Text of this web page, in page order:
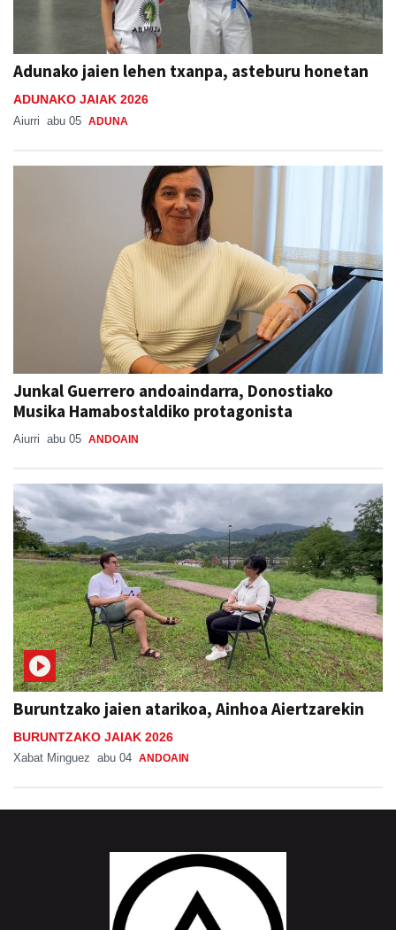
Adunako jaien lehen txanpa, asteburu honetan
ADUNAKO JAIAK 2026
Aiurri abu 05 ADUNA
Junkal Guerrero andoaindarra, Donostiako
Musika Hamabostaldiko protagonista
Aiurri abu 05 ANDOAIN
Buruntzako jaien atarikoa, Ainhoa Aiertzarekin
BURUNTZAKO JAIAK 2026
Xabat Minguez abu 04 ANDOAIN